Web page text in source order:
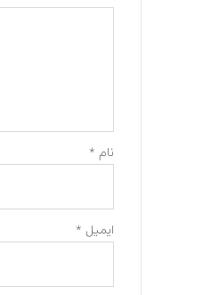
نام *
ایمیل *